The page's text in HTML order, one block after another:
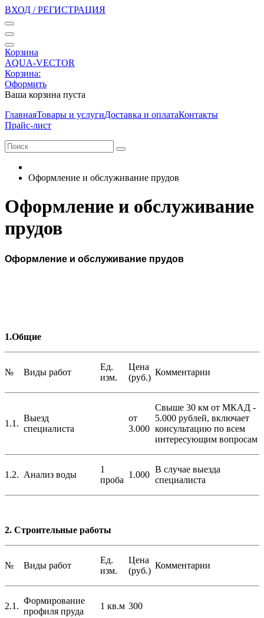
ВХОД / РЕГИСТРАЦИЯ
Корзина
AQUA-VECTOR
Корзина:
Оформить
Ваша корзина пуста
ГлавнаяТовары и услугиДоставка и оплатаКонтакты
Прайс-лист
Оформление и обслуживание прудов
Оформление и обслуживание
прудов
Оформление и обслуживание прудов
1.Общие
№ Виды работ
Ед.
изм.
Цена
(руб.)
Комментарии
1.1.
Выезд
специалиста
от
3.000
Свыше 30 км от МКАД -
5.000 рублей, включает
консультацию по всем
интересующим вопросам
1.2. Анализ воды
1
проба
1.000
В случае выезда
специалиста
2. Строительные работы
№ Виды работ
Ед.
изм.
Цена
(руб.)
Комментарии
2.1.
Формирование
профиля пруда
1 кв.м 300